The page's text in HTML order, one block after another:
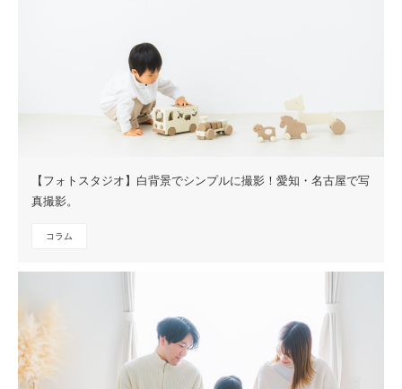
【フォトスタジオ】白背景でシンプルに撮影！愛知・名古屋で写
真撮影。
コラム